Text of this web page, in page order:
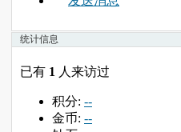
统计信息
已有 1 人来访过
积分: --
金币: --